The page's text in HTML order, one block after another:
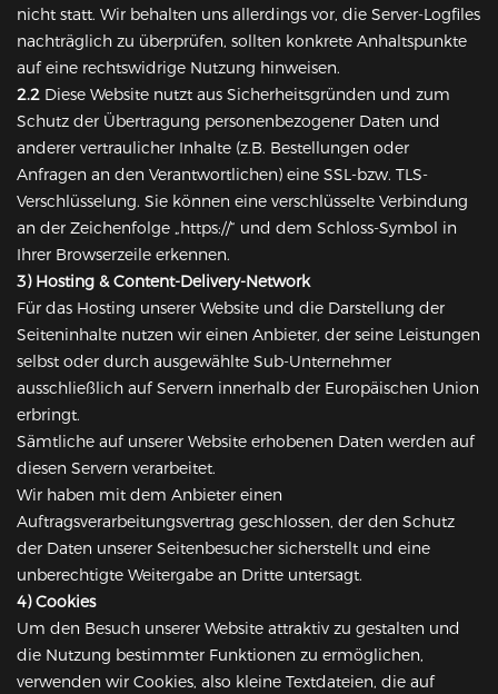
nicht statt. Wir behalten uns allerdings vor, die Server-Logfiles
nachträglich zu überprüfen, sollten konkrete Anhaltspunkte
auf eine rechtswidrige Nutzung hinweisen.
2.2 Diese Website nutzt aus Sicherheitsgründen und zum
Schutz der Übertragung personenbezogener Daten und
anderer vertraulicher Inhalte (z.B. Bestellungen oder
Anfragen an den Verantwortlichen) eine SSL-bzw. TLS-
Verschlüsselung. Sie können eine verschlüsselte Verbindung
an der Zeichenfolge „https://“ und dem Schloss-Symbol in
Ihrer Browserzeile erkennen.
3) Hosting & Content-Delivery-Network
Für das Hosting unserer Website und die Darstellung der
Seiteninhalte nutzen wir einen Anbieter, der seine Leistungen
selbst oder durch ausgewählte Sub-Unternehmer
ausschließlich auf Servern innerhalb der Europäischen Union
erbringt.
Sämtliche auf unserer Website erhobenen Daten werden auf
diesen Servern verarbeitet.
Wir haben mit dem Anbieter einen
Auftragsverarbeitungsvertrag geschlossen, der den Schutz
der Daten unserer Seitenbesucher sicherstellt und eine
unberechtigte Weitergabe an Dritte untersagt.
4) Cookies
Um den Besuch unserer Website attraktiv zu gestalten und
die Nutzung bestimmter Funktionen zu ermöglichen,
verwenden wir Cookies, also kleine Textdateien, die auf